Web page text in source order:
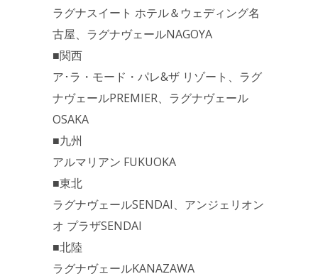
ラグナスイート ホテル＆ウェディング名
古屋、ラグナヴェールNAGOYA
■関西
ア･ラ・モード・パレ&ザ リゾート、ラグ
ナヴェールPREMIER、ラグナヴェール
OSAKA
■九州
アルマリアン FUKUOKA
■東北
ラグナヴェールSENDAI、アンジェリオン
オ プラザSENDAI
■北陸
ラグナヴェールKANAZAWA